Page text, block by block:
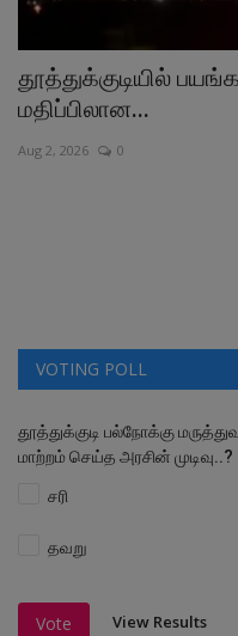
தூத்துக்குடியில்
மதிப்பிலான...
Aug 2, 2026 0
VOTING POLL
தூத்துக்குடி பல்நோக்கு
மாற்றம் செய்த அரசின் முடிவு..?
சரி
தவறு
Vote View Results